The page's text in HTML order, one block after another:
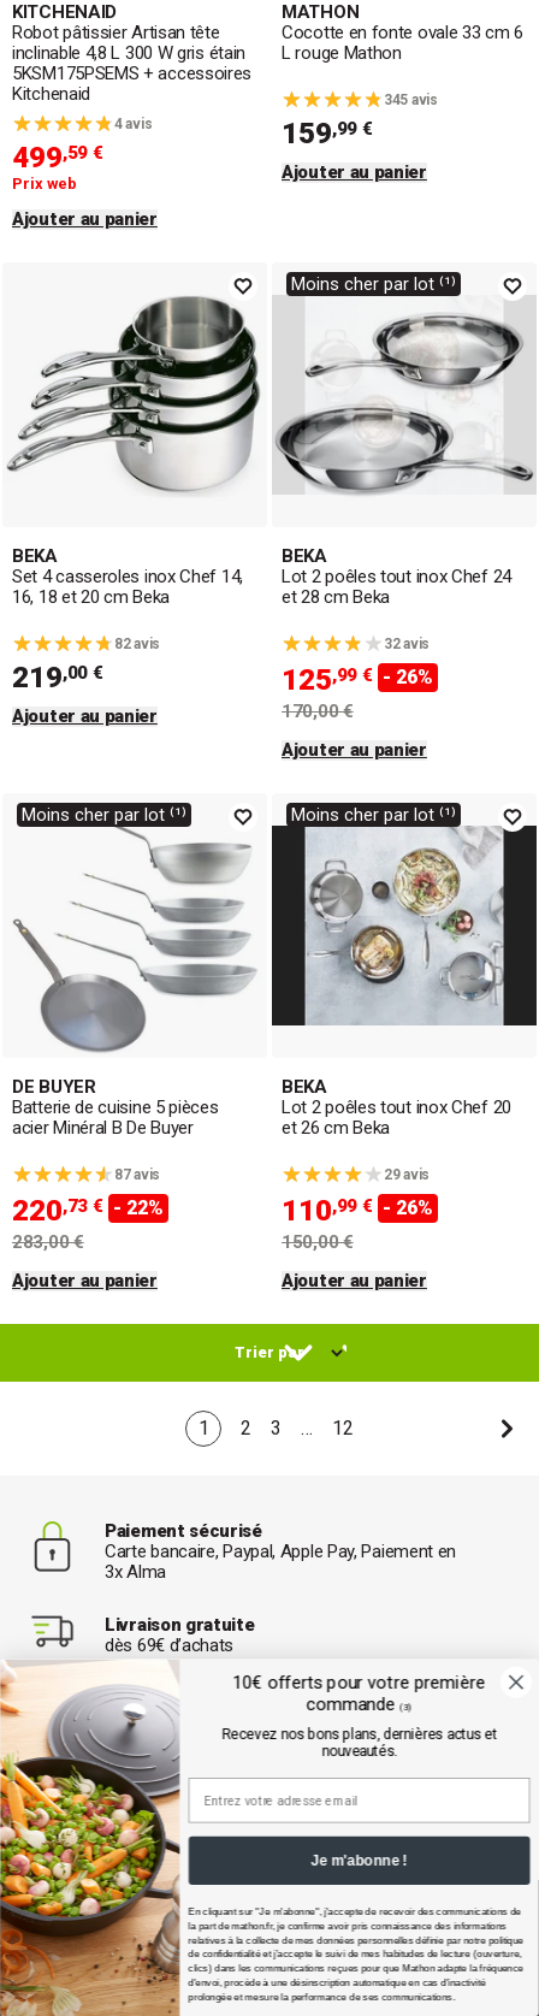
KITCHENAID
Robot pâtissier Artisan tête
inclinable 4,8 L 300 W gris étain
5KSM175PSEMS + accessoires
Kitchenaid
4 avis
499,59 €
Prix web
Ajouter au panier
MATHON
Cocotte en fonte ovale 33 cm 6
L rouge Mathon
345 avis
159,99 €
Ajouter au panier
BEKA
Set 4 casseroles inox Chef 14,
16, 18 et 20 cm Beka
82 avis
219,00 €
Ajouter au panier
Moins cher par lot ⁽¹⁾
BEKA
Lot 2 poêles tout inox Chef 24
et 28 cm Beka
32 avis
125,99 € - 26%
170,00 €
Ajouter au panier
Moins cher par lot ⁽¹⁾
DE BUYER
Batterie de cuisine 5 pièces
acier Minéral B De Buyer
87 avis
220,73 € - 22%
283,00 €
Ajouter au panier
Moins cher par lot ⁽¹⁾
BEKA
Lot 2 poêles tout inox Chef 20
et 26 cm Beka
29 avis
110,99 € - 26%
150,00 €
Ajouter au panier
1 2 3 … 12
Paiement sécurisé
Carte bancaire, Paypal, Apple Pay, Paiement en
3x Alma
Livraison gratuite
dès 69€ d’achats
N°1 de la vente en ligne
d'articles de cuisine et de pâtisserie
Service Client
Du lundi au vendredi de 9h à 17h - Service client basé
en Isère
10€ offerts pour votre première
(3)
10€ offerts pour votre première
commande (3)
Recevez nos bons plans, dernières actus et
nouveautés.
Je m'abonne !
En cliquant sur "Je m'abonne", j'accepte de recevoir des communications de
la part demathon.fr, je confirme avoir pris connaissance des informations
relatives à la collecte de mes données personnelles définie par notre politique
de confidentialité et j’accepte le suivi de mes habitudes de lecture (ouverture,
clics) dans les communications reçues pour que Mathon adapte la fréquence
d'envoi, procède à une désinscription automatique en cas d'inactivité
prolongée et mesure la performance de ses communications.​